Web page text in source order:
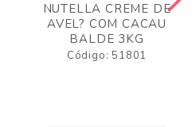
NUTELLA CREME DE
AVEL? COM CACAU
BALDE 3KG
Código: 51801